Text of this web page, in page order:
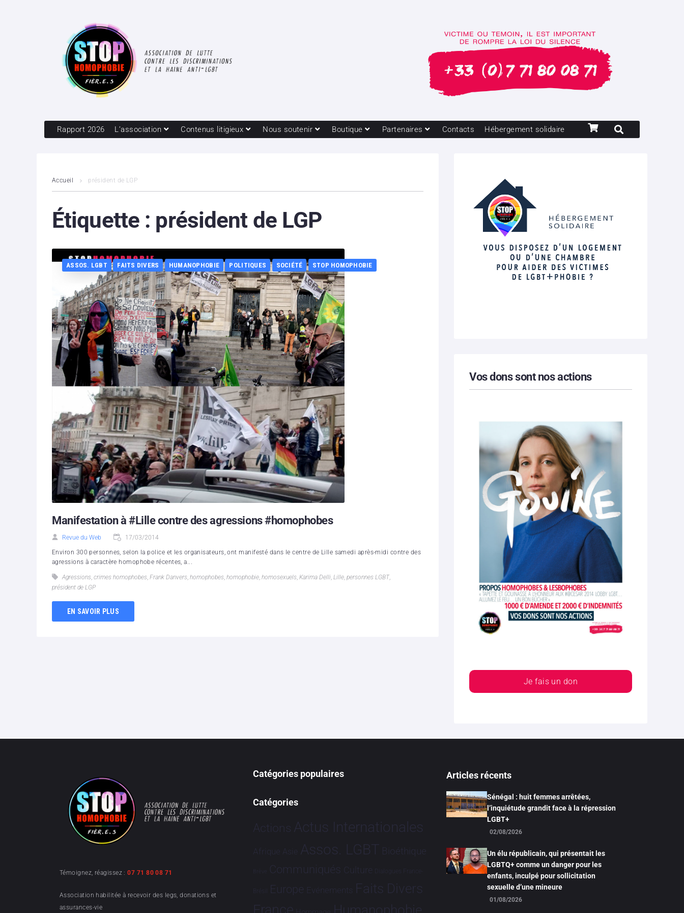
Rapport 2026 L’association Contenus litigieux Nous soutenir Boutique Partenaires Contacts Hébergement solidaire
Accueil président de LGP
Étiquette : président de LGP
ASSOS. LGBT FAITS DIVERS HUMANOPHOBIE POLITIQUES SOCIÉTÉ STOP HOMOPHOBIE
Manifestation à #Lille contre des agressions #homophobes
Revue du Web 17/03/2014
Environ 300 personnes, selon la police et les organisateurs, ont manifesté dans le centre de Lille samedi après-midi contre des
agressions à caractère homophobe récentes, a...
Agressions, crimes homophobes, Frank Danvers, homophobes, homophobie, homosexuels, Karima Delli, Lille, personnes LGBT,
président de LGP
EN SAVOIR PLUS
Vos dons sont nos actions
Je fais un don
Témoignez, réagissez :07 71 80 08 71
Association habilitée à recevoir des legs, donations et
assurances-vie
Catégories populaires
Catégories
Actions Actus Internationales
Afrique Asie Assos. LGBT Bioéthique
Brève Communiqués Culture Dialogues France-
Brésil Europe Evénements Faits Divers
Humanophobie
Articles récents
Sénégal : huit femmes arrêtées,
l’inquiétude grandit face à la répression
LGBT+
02/08/2026
Un élu républicain, qui présentait les
LGBTQ+ comme un danger pour les
enfants, inculpé pour sollicitation
sexuelle d’une mineure
01/08/2026